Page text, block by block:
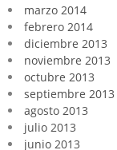
marzo 2014
febrero 2014
diciembre 2013
noviembre 2013
octubre 2013
septiembre 2013
agosto 2013
julio 2013
junio 2013